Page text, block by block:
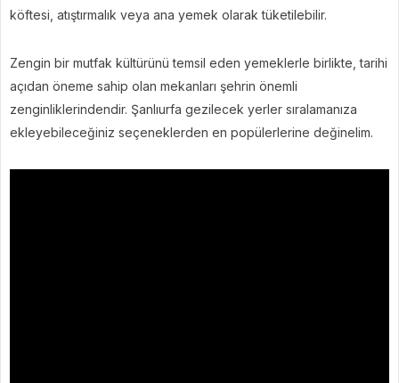
köftesi, atıştırmalık veya ana yemek olarak tüketilebilir.
Zengin bir mutfak kültürünü temsil eden yemeklerle birlikte, tarihi
açıdan öneme sahip olan mekanları şehrin önemli
zenginliklerindendir. Şanlıurfa gezilecek yerler sıralamanıza
ekleyebileceğiniz seçeneklerden en popülerlerine değinelim.